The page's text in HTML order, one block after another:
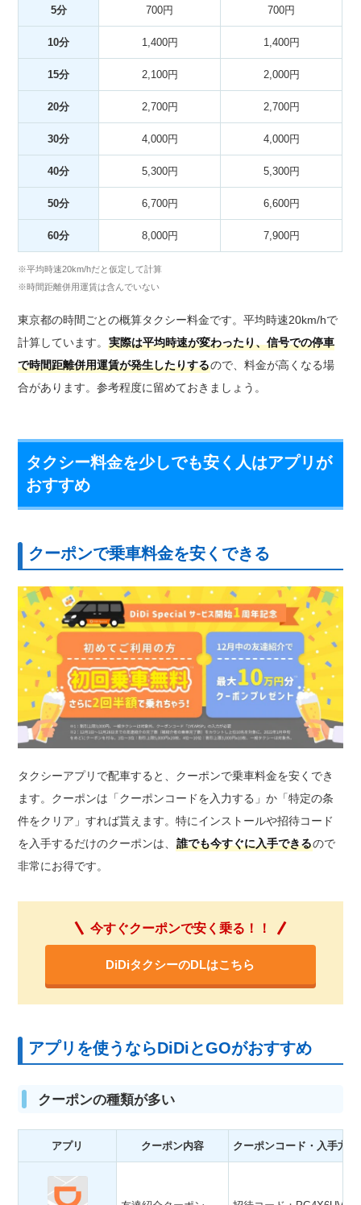
5分 700円 700円
10分 1,400円 1,400円
15分 2,100円 2,000円
20分 2,700円 2,700円
30分 4,000円 4,000円
40分 5,300円 5,300円
50分 6,700円 6,600円
60分 8,000円 7,900円
※平均時速20km/hだと仮定して計算
※時間距離併用運賃は含んでいない
東京都の時間ごとの概算タクシー料金です。平均時速20km/hで
計算しています。実際は平均時速が変わったり、信号での停車
で時間距離併用運賃が発生したりするので、料金が高くなる場
合があります。参考程度に留めておきましょう。
タクシー料金を少しでも安く人はアプリが
おすすめ
クーポンで乗車料金を安くできる
タクシーアプリで配車すると、クーポンで乗車料金を安くでき
ます。クーポンは「クーポンコードを入力する」か「特定の条
件をクリア」すれば貰えます。特にインストールや招待コード
を入手するだけのクーポンは、誰でも今すぐに入手できるので
非常にお得です。
今すぐクーポンで安く乗る！！
DiDiタクシーのDLはこちら
アプリを使うならDiDiとGOがおすすめ
クーポンの種類が多い
アプリ クーポン内容 クーポンコード・入手方法